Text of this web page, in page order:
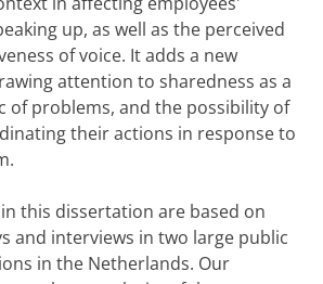
up, as well as the perceived
of voice. It adds a new
attention to sharedness as a
of problems, and the possibility of
their actions in response to
this dissertation are based on
and interviews in two large public
in the Netherlands. Our